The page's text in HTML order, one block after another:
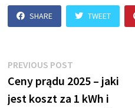
SHARE TWEET
Nawigacja
wpisu
PREVIOUS POST
post:
Ceny prądu 2025 – jaki
jest koszt za 1 kWh i